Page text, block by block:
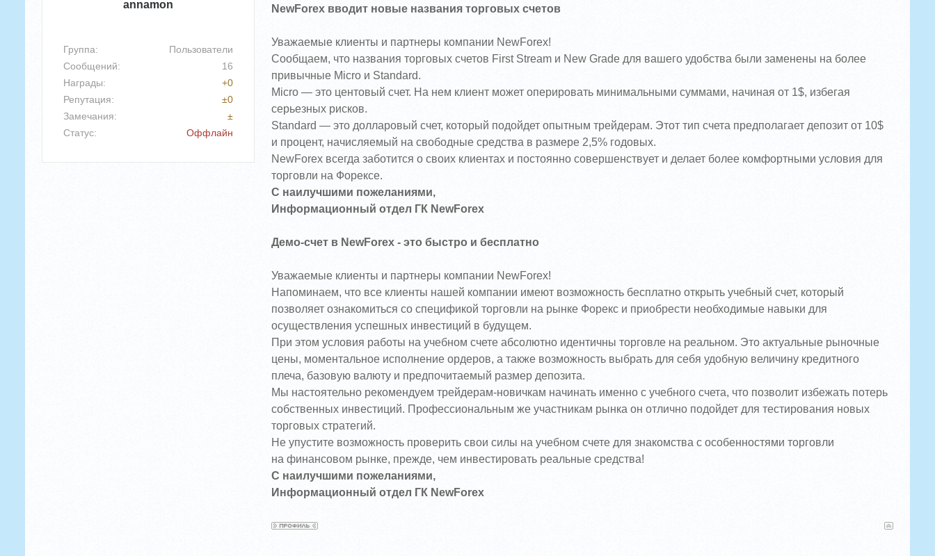
annamon
Группа: Пользователи
Сообщений: 16
Награды:
0
+
Репутация:
0
±
Замечания:
±
Статус:
Оффлайн
NewForex вводит новые названия торговых счетов
Уважаемые клиенты и партнеры компании NewForex!
Сообщаем, что названия торговых счетов First Stream и New Grade для вашего удобства были заменены на более
привычные Micro и Standard.
Micro — это центовый счет. На нем клиент может оперировать минимальными суммами, начиная от 1$, избегая
серьезных рисков.
Standard — это долларовый счет, который подойдет опытным трейдерам. Этот тип счета предполагает депозит от 10$
и процент, начисляемый на свободные средства в размере 2,5% годовых.
NewForex всегда заботится о своих клиентах и постоянно совершенствует и делает более комфортными условия для
торговли на Форексе.
С наилучшими пожеланиями,
Информационный отдел ГК NewForex
Демо-счет в NewForex - это быстро и бесплатно
Уважаемые клиенты и партнеры компании NewForex!
Напоминаем, что все клиенты нашей компании имеют возможность бесплатно открыть учебный счет, который
позволяет ознакомиться со спецификой торговли на рынке Форекс и приобрести необходимые навыки для
осуществления успешных инвестиций в будущем.
При этом условия работы на учебном счете абсолютно идентичны торговле на реальном. Это актуальные рыночные
цены, моментальное исполнение ордеров, а также возможность выбрать для себя удобную величину кредитного
плеча, базовую валюту и предпочитаемый размер депозита.
Мы настоятельно рекомендуем трейдерам-новичкам начинать именно с учебного счета, что позволит избежать потерь
собственных инвестиций. Профессиональным же участникам рынка он отлично подойдет для тестирования новых
торговых стратегий.
Не упустите возможность проверить свои силы на учебном счете для знакомства с особенностями торговли
на финансовом рынке, прежде, чем инвестировать реальные средства!
С наилучшими пожеланиями,
Информационный отдел ГК NewForex